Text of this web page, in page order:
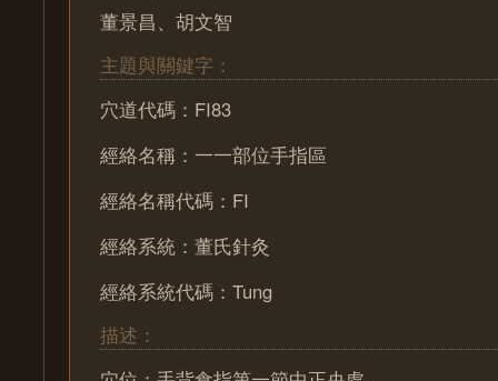
董景昌、胡文智
主題與關鍵字：
穴道代碼：FI83
經絡名稱：一一部位手指區
經絡名稱代碼：FI
經絡系統：董氏針灸
經絡系統代碼：Tung
描述：